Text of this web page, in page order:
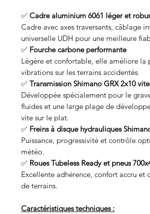
✅ Cadre aluminium 6061 léger et
Cadre avec axes traversants, câblage
universelle UDH pour une meilleure
✅ Fourche carbone performante
Légère et confortable, elle améliore
vibrations sur les terrains accidentés.
✅ Transmission Shimano GRX 2x10
Développée spécialement pour le
fluides et une large plage de
vite sur le plat.
✅ Freins à disque hydrauliques
Puissance, progressivité et contrôle
météo.
✅ Roues Tubeless Ready et pneus
Excellente adhérence, confort accru et
de terrains.
Caractéristiques techniques :